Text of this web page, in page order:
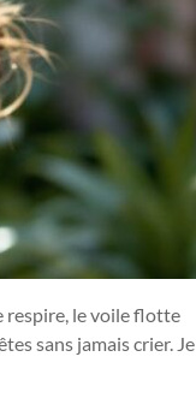
respire, le voile flotte
sans jamais crier. Je